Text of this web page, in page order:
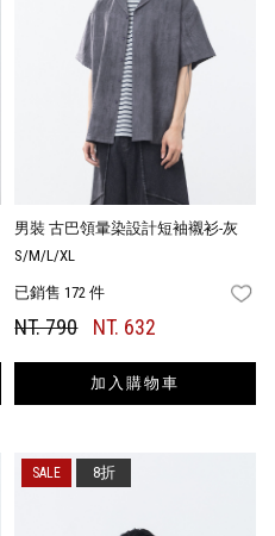
FAVORITES
男裝 古巴領暈染設計短袖襯衫-灰
S/M/L/XL
已銷售 172 件
NT. 790 NT. 632
加入購物車
8折